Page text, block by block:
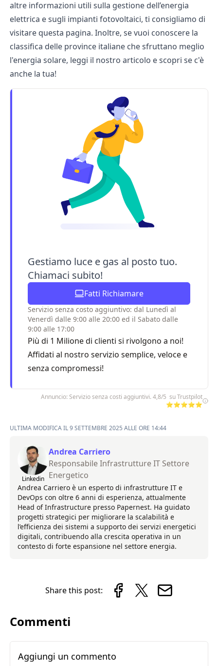
altre informazioni utili sulla gestione dell’energia
elettrica e sugli impianti fotovoltaici, ti consigliamo di
visitare questa pagina. Inoltre, se vuoi conoscere la
classifica delle province italiane che sfruttano meglio
l'energia solare, leggi il nostro articolo e scopri se c'è
anche la tua!
Gestiamo luce e gas al posto tuo.
Chiamaci subito!
Fatti Richiamare
Servizio senza costo aggiuntivo: dal Lunedì al
Venerdì dalle 9:00 alle 20:00 ed il Sabato dalle
9:00 alle 17:00
Più di 1 Milione di clienti si rivolgono a noi!
Affidati al nostro servizio semplice, veloce e
senza compromessi!
Annuncio: Servizio senza costi aggiuntivi. 4,8/5 su Trustpilot
⭐⭐⭐⭐⭐
ULTIMA MODIFICA IL 9 SETTEMBRE 2025 ALLE ORE 14:44
Linkedin
Andrea Carriero
Responsabile Infrastrutture IT Settore
Energetico
Andrea Carriero è un esperto di infrastrutture IT e
DevOps con oltre 6 anni di esperienza, attualmente
Head of Infrastructure presso Papernest. Ha guidato
progetti strategici per migliorare la scalabilità e
l’efficienza dei sistemi a supporto dei servizi energetici
digitali, contribuendo alla crescita operativa in un
contesto di forte espansione nel settore energia.
Share this post:
Commenti
Aggiungi un commento